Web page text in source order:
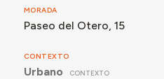
MORADA
Paseo del Otero, 15
CONTEXTO
Urbano CONTEXTO